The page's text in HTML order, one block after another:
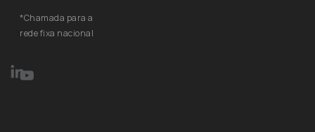
*Chamada para a
rede fixa nacional